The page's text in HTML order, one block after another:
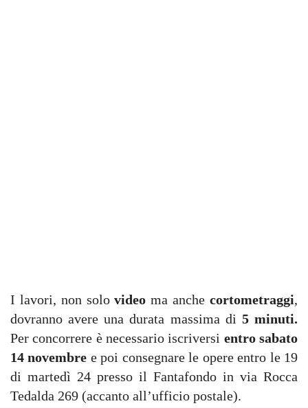
I lavori, non solovideo ma anchecortometraggi,
dovranno avere una durata massima di 5 minuti.
Per concorrere è necessario iscriversi entro sabato
14 novembre e poi consegnare le opere entro le 19
di martedì 24 presso il Fantafondo in via Rocca
Tedalda 269 (accanto all’ufficio postale).